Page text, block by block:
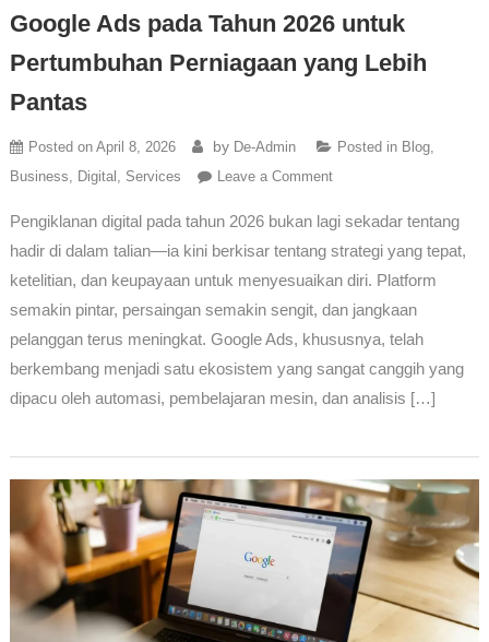
Google Ads pada Tahun 2026 untuk
Pertumbuhan Perniagaan yang Lebih
Pantas
Posted on April 8, 2026 by De-Admin Posted in Blog,
Business, Digital , Services Leave a Comment
Pengiklanan digital pada tahun 2026 bukan lagi sekadar tentang
hadir di dalam talian—ia kini berkisar tentang strategi yang tepat,
ketelitian, dan keupayaan untuk menyesuaikan diri. Platform
semakin pintar, persaingan semakin sengit, dan jangkaan
pelanggan terus meningkat. Google Ads, khususnya, telah
berkembang menjadi satu ekosistem yang sangat canggih yang
dipacu oleh automasi, pembelajaran mesin, dan analisis […]